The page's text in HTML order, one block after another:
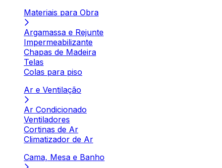
Materiais para Obra
Argamassa e Rejunte
Impermeabilizante
Chapas de Madeira
Telas
Colas para piso
Ar e Ventilação
Ar Condicionado
Ventiladores
Cortinas de Ar
Climatizador de Ar
Cama, Mesa e Banho